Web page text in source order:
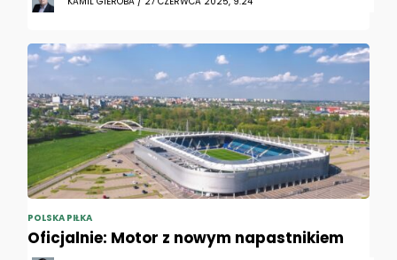
POLSKA PIŁKA
Oficjalnie: Motor z nowym napastnikiem